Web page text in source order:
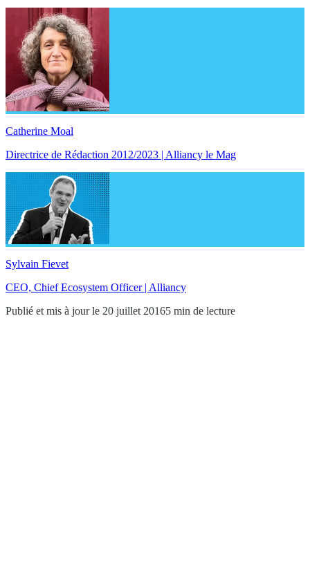
Catherine Moal
Directrice de Rédaction 2012/2023 | Alliancy le Mag
Sylvain Fievet
CEO, Chief Ecosystem Officer | Alliancy
Publié et mis à jour le 20 juillet 20165 min de lecture